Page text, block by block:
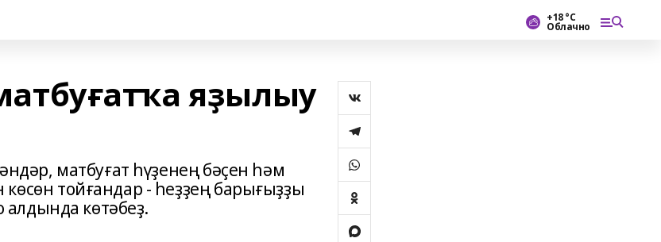
+18 °С
Облачно
яҙылыу
матбуғат һүҙенең бәҫен һәм
тойғандар - һеҙҙең барығыҙҙы
алдында көтәбеҙ.